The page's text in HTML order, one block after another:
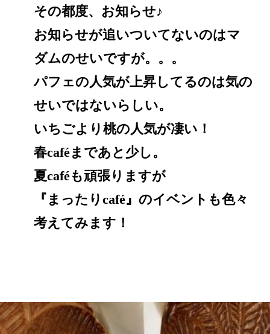
その都度、お知らせ♪
お知らせが追いついてないのはマ
ダムのせいですが。。。
パフェの人気が上昇してるのは気の
せいではないらしい。
いちごより桃の人気が凄い！
春caféまであと少し。
夏caféも頑張りますが
『まったりcafé』のイベントも色々
考えてみます！